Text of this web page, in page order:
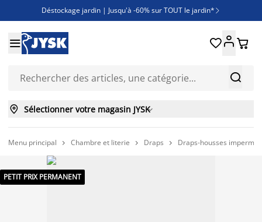
Déstockage jardin | Jusqu'à -60% sur TOUT le jardin* 
Jusqu'à -50% sur une sélection literie
Découvrez les nouveautés de la collection


 
 Sélectionner votre magasin JYSK
Menu principal  Chambre et literie  Draps  Draps-housses
PETIT PRIX PERMANENT